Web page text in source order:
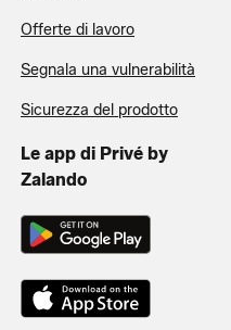
Offerte di lavoro
Segnala una vulnerabilità
Sicurezza del prodotto
Le app di Privé by
Zalando